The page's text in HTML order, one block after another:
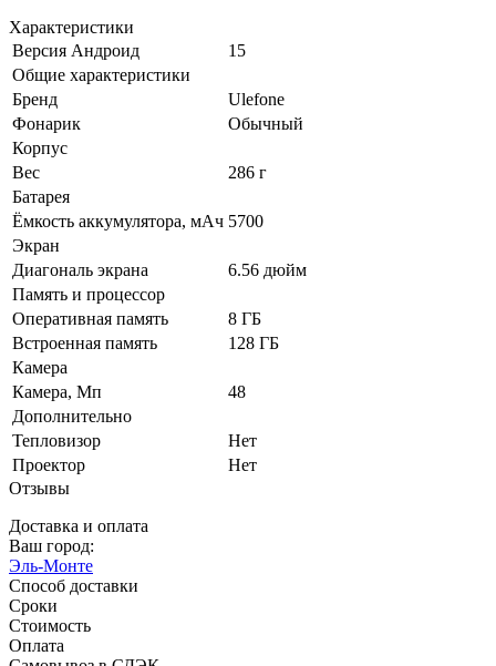
Характеристики
Версия Андроид
15
Общие характеристики
Бренд
Ulefone
Фонарик
Обычный
Корпус
Вес
286 г
Батарея
Ёмкость аккумулятора, мАч 5700
Экран
Диагональ экрана
6.56 дюйм
Память и процессор
Оперативная память
8 ГБ
Встроенная память
128 ГБ
Камера
Камера, Мп
48
Дополнительно
Тепловизор
Нет
Проектор
Нет
Отзывы
Доставка и оплата
Ваш город:
Эль-Монте
Способ доставки
Сроки
Стоимость
Оплата